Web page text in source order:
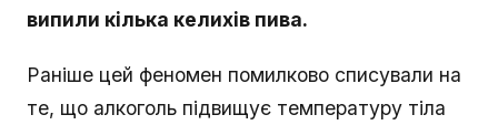
випили кілька келихів пива.
Раніше цей феномен помилково списували на
те, що алкоголь підвищує температуру тіла